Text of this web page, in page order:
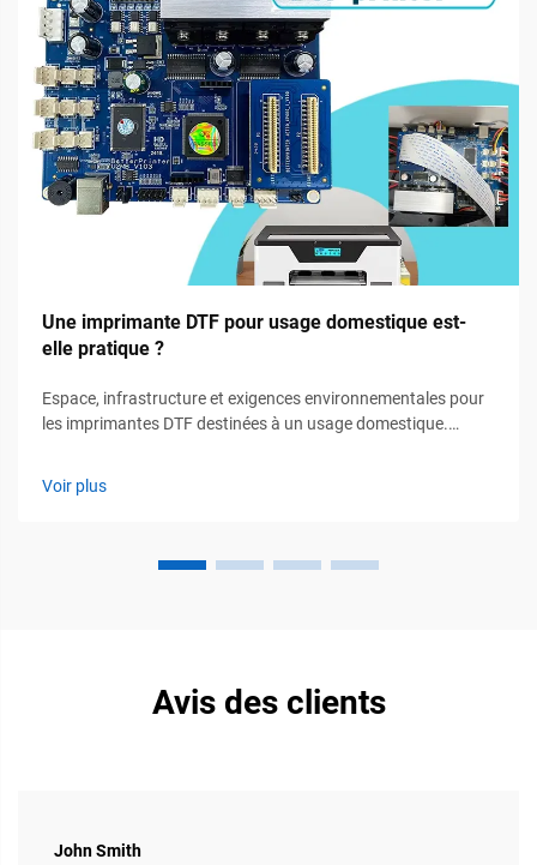
Une imprimante DTF pour usage domestique est-
elle pratique ?
Espace, infrastructure et exigences environnementales pour
les imprimantes DTF destinées à un usage domestique.
domestiques de la technologie DTF, nous recommandons un
Voir plus
Avis des clients
John Smith